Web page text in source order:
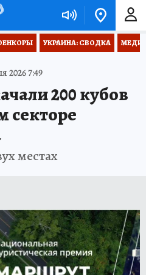
УКРАИНА: СВОДКА
2026 7:49
200 кубов
секторе
местах